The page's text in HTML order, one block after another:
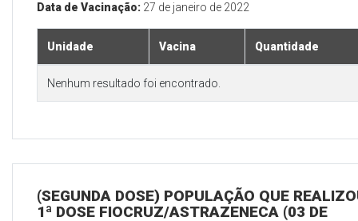
Data de Vacinação: 27 de janeiro de 2022
Unidade Vacina Quantidade
Nenhum resultado foi encontrado.
(SEGUNDA DOSE) POPULAÇÃO QUE
1ª DOSE FIOCRUZ/ASTRAZENECA (03 DE